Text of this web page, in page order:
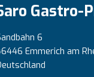
Gastro-
6
Emmerich am